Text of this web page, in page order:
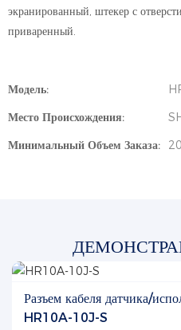
экранированный, штекер с
приваренный.
Модель:
Место Происхождения:
Минимальный Объем Заказа:
Разъем кабеля датчика/
HR10A-10J-S